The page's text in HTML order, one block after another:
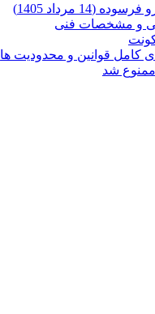
مرداد 1405)
کامل قوانین و محدودیت ها
شد